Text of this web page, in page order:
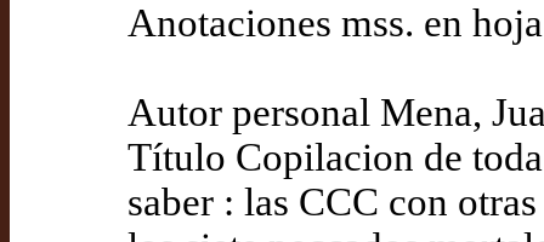
Anotaciones mss. en
Autor personal Mena,
Título Copilacion de
saber : las CCC con